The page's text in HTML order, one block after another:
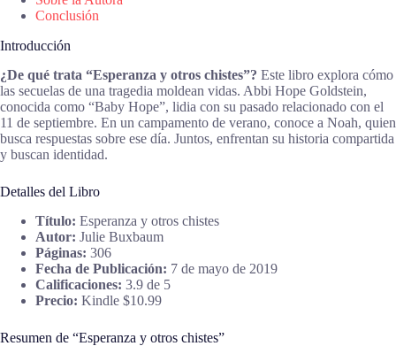
Conclusión
Introducción
¿De qué trata “Esperanza y otros chistes”? Este libro explora cómo
las secuelas de una tragedia moldean vidas. Abbi Hope Goldstein,
conocida como “Baby Hope”, lidia con su pasado relacionado con el
11 de septiembre. En un campamento de verano, conoce a Noah, quien
busca respuestas sobre ese día. Juntos, enfrentan su historia compartida
y buscan identidad.
Detalles del Libro
Título: Esperanza y otros chistes
Autor: Julie Buxbaum
Páginas: 306
Fecha de Publicación: 7 de mayo de 2019
Calificaciones: 3.9 de 5
Precio: Kindle $10.99
Resumen de “Esperanza y otros chistes”